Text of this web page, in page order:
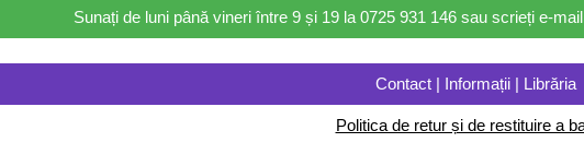
Sunați de luni până vineri între 9 și 19 la 0725 931 146 sau scrieți e-
Contact | Informații | Librăria
Politica de retur și de restituire a